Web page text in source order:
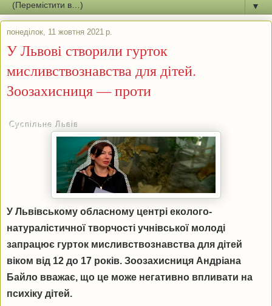
▼
понеділок, 11 жовтня 2021 р.
У Львові створили гурток
мисливствознавства для дітей.
Зоозахисниця — проти
Суспільне Львів
У Львівському обласному центрі еколого-
натуралістичної творчості учнівської молоді
запрацює гурток мисливствознавства для дітей
віком від 12 до 17 років. Зоозахисниця Андріана
Байло вважає, що це може негативно впливати на
психіку дітей.